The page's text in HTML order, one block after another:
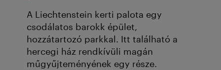
A Liechtenstein kerti palota egy
csodálatos barokk épület,
hozzátartozó parkkal. Itt található a
hercegi ház rendkívüli magán
műgyűjteményének egy része.